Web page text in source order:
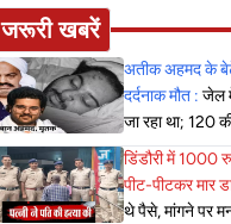
जरूरी खबरें
अतीक अहमद के
दर्दनाक मौत : जेल
जा रहा था; 120
फीट उछली, दम
मुझे बचा लो...
डिंडौरी में 1000
पीट-पीटकर मार
थे पैसे, मांगने पर